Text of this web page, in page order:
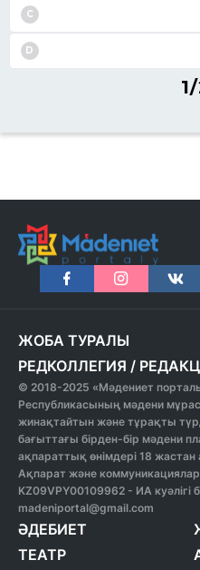
C
D
ЖОБА ТУРАЛЫ
РЕДКОЛЛЕГИЯ /
© 2018-2025 «Мәдениет
Республикасының мәдени
жинақтайтын және тұрақты
бағыттағы бірден-бір мәдени
ақпараттық өнімдері 18
Ақпарат және коммуникациялар
KZ09VPY00109962 - ИА куәлігі
madeniportal@gmail.com
ӘДЕБИЕТ
ТЕАТР